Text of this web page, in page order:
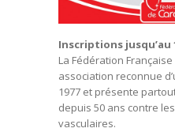
Inscriptions jusqu’au
La Fédération
association reconnue
1977 et présente
depuis 50 ans contre
vasculaires.